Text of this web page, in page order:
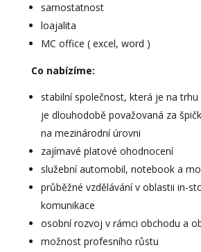
samostatnost
loajalita
MC office ( excel, word )
Co nabízíme:
stabilní společnost, která je na
je dlouhodobě považovaná za
na mezinárodní úrovni
zajímavé platové ohodnocení
služební automobil, notebook a
průběžné vzdělávání v oblastii in-
komunikace
osobní rozvoj v rámci obchodu a
možnost profesního růstu